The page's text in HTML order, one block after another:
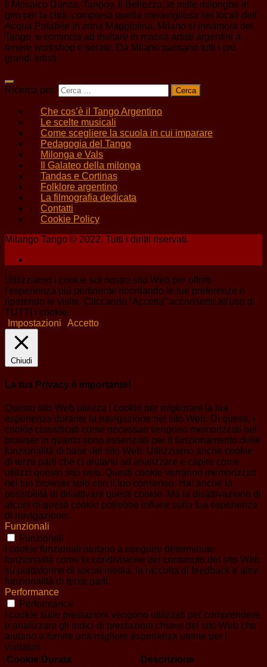
Il Mosaico Danza, Tangoy, il Bellezza, le mille milonghe in
giro per la città, compresa quella meravigliosa nei locali dell’
Acqua Potabile in zona Maggiolina. Milano si innamora del
Tango, e comincia ad invitare in massa artisti argentini a
tenere workshop e serate. Da Milano passano tutti i più
grandi artisti.
Ricerca per:
Che cos’è il Tango Argentino
Le scelte musicali
Come scegliere la scuola in cui imparare
Pedagogia del Tango
Milonga e Vals
Il Galateo della milonga
Tandas e Cortinas
Folklore argentino
La filmografia dedicata
Contatti
Cookie Policy
Milango Tango © 2022. Tutti i diritti riservati.
Utilizziamo i cookie sul nostro sito Web per offrirti
l'esperienza più pertinente ricordando le tue preferenze e
ripetendo le visite. Cliccando “Accetta” acconsenti all'uso di
TUTTI i cookie.
Impostazioni
Accetto
Chiudi
La tua Privacy è importante!
Questo sito Web utilizza i cookie per migliorare la tua
esperienza durante la navigazione nel sito Web. Di questi, i
cookie classificati come necessari vengono memorizzati nel
browser in quanto sono essenziali per il funzionamento delle
funzionalità di base del sito Web. Utilizziamo anche cookie
di terze parti che ci aiutano ad analizzare e capire come
utilizzi questo sito web. Questi cookie verranno memorizzati
nel tuo browser solo con il tuo consenso. Hai anche la
possibilità di disattivare questi cookie. Ma la disattivazione di
alcuni di questi cookie potrebbe influire sulla tua esperienza
di navigazione.
Funzionali
Funzionali
I cookie funzionali aiutano a eseguire determinate
funzionalità come la condivisione del contenuto del sito Web
su piattaforme di social media, la raccolta di feedback e altre
funzionalità di terze parti.
Performance
Performance
I cookie sulle prestazioni vengono utilizzati per comprendere
e analizzare gli indici di prestazioni chiave del sito Web che
aiutano a fornire una migliore esperienza utente per i
visitatori.
Cookie Durata Descrizione